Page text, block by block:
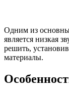
Одним из
является низкая
решить,
материалы.